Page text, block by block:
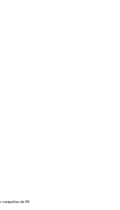
campañas de PR